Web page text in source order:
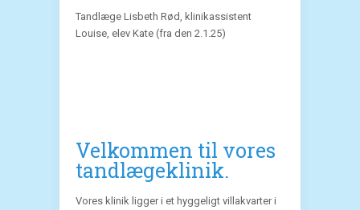
Tandlæge Lisbeth Rød, klinikassistent
Louise, elev Kate (fra den 2.1.25)
Velkommen til vores
tandlægeklinik.
Vores klinik ligger i et hyggeligt villakvarter i